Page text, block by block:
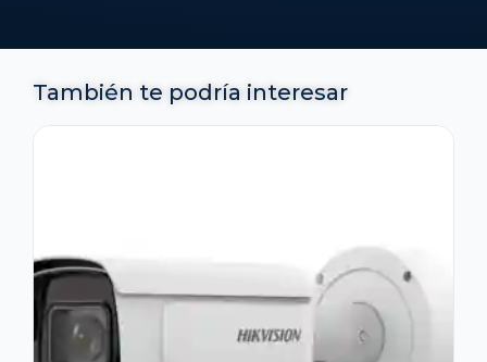
También te podría interesar